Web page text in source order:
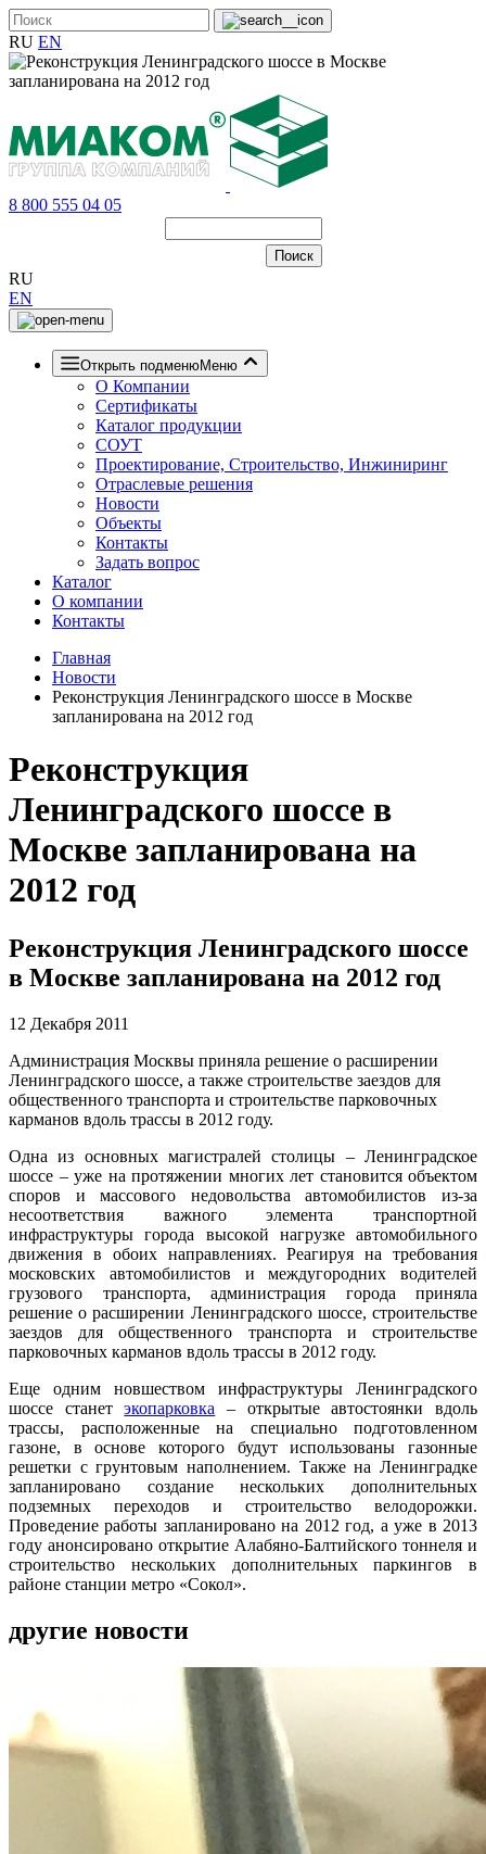
RU EN
8 800 555 04 05
RU
EN
Открыть подменюМеню
О Компании
Сертификаты
Каталог продукции
СОУТ
Проектирование, Строительство, Инжиниринг
Отраслевые решения
Новости
Объекты
Контакты
Задать вопрос
Каталог
О компании
Контакты
Главная
Новости
Реконструкция Ленинградского шоссе в Москве
запланирована на 2012 год
Реконструкция
Ленинградского шоссе в
Москве запланирована на
2012 год
Реконструкция Ленинградского шоссе
в Москве запланирована на 2012 год
12 Декабря 2011
Администрация Москвы приняла решение о расширении
Ленинградского шоссе, а также строительстве заездов для
общественного транспорта и строительстве парковочных
карманов вдоль трассы в 2012 году.
Одна из основных магистралей столицы – Ленинградское
шоссе – уже на протяжении многих лет становится объектом
споров и массового недовольства автомобилистов из-за
несоответствия важного элемента транспортной
инфраструктуры города высокой нагрузке автомобильного
движения в обоих направлениях. Реагируя на требования
московских автомобилистов и междугородних водителей
грузового транспорта, администрация города приняла
решение о расширении Ленинградского шоссе, строительстве
заездов для общественного транспорта и строительстве
парковочных карманов вдоль трассы в 2012 году.
Еще одним новшеством инфраструктуры Ленинградского
шоссе станетэкопарковка – открытые автостоянки вдоль
трассы, расположенные на специально подготовленном
газоне, в основе которого будут использованы газонные
решетки с грунтовым наполнением. Также на Ленинградке
запланировано создание нескольких дополнительных
подземных переходов и строительство велодорожки.
Проведение работы запланировано на 2012 год, а уже в 2013
году анонсировано открытие Алабяно-Балтийского тоннеля и
строительство нескольких дополнительных паркингов в
районе станции метро «Сокол».
другие новости